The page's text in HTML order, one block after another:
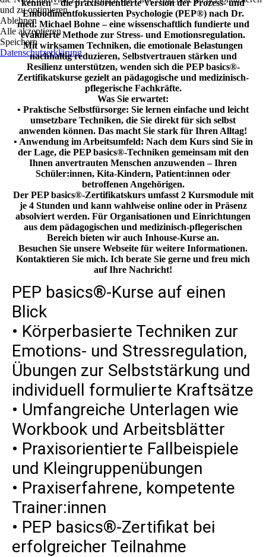
kennen – die praxisorientierte Version der Prozess- und
Embodimentfokussierten Psychologie (PEP®) nach Dr.
med. Michael Bohne – eine wissenschaftlich fundierte und
evaluierte Methode zur Stress- und Emotionsregulation.
Mit wirksamen Techniken, die emotionale Belastungen
nachhaltig reduzieren, Selbstvertrauen stärken und
Resilienz unterstützen, wenden sich die PEP basics®-
Zertifikatskurse gezielt an pädagogische und medizinisch-
pflegerische Fachkräfte.
Was Sie erwartet:
• Praktische Selbstfürsorge: Sie lernen einfache und leicht
umsetzbare Techniken, die Sie direkt für sich selbst
anwenden können. Das macht Sie stark für Ihren Alltag!
• Anwendung im Arbeitsumfeld: Nach dem Kurs sind Sie in
der Lage, die PEP basics®-Techniken gemeinsam mit den
Ihnen anvertrauten Menschen anzuwenden – Ihren
Schüler:innen, Kita-Kindern, Patient:innen oder
betroffenen Angehörigen.
Der PEP basics®-Zertifikatskurs umfasst 2 Kursmodule mit
je 4 Stunden und kann wahlweise online oder in Präsenz
absolviert werden. Für Organisationen und Einrichtungen
aus dem pädagogischen und medizinisch-pflegerischen
Bereich bieten wir auch Inhouse-Kurse an.
Besuchen Sie unsere Webseite für weitere Informationen.
Kontaktieren Sie mich. Ich berate Sie gerne und freu mich
auf Ihre Nachricht!
PEP basics®-Kurse auf einen
Blick
• Körperbasierte Techniken zur
Emotions- und Stressregulation,
Übungen zur Selbststärkung und
individuell formulierte Kraftsätze
• Umfangreiche Unterlagen wie
Workbook und Arbeitsblätter
• Praxisorientierte Fallbeispiele
und Kleingruppenübungen
• Praxiserfahrene, kompetente
Trainer:innen
• PEP basics®-Zertifikat bei
erfolgreicher Teilnahme
und zu optimieren.
Ablehnen
Alle akzeptieren
Speichern
Datenschutzerklärung